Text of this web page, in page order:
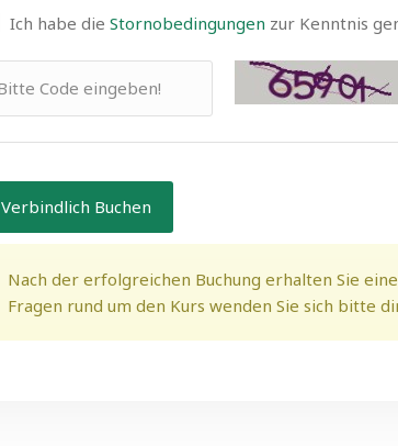
Ich habe dieStornobedingungen zur Kenntnis
Verbindlich Buchen
Nach der erfolgreichen Buchung erhalten Sie
Fragen rund um den Kurs wenden Sie sich bitte